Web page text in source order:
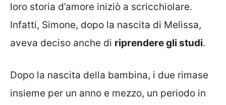
loro storia d’amore iniziò a scricchiolare.
Infatti, Simone, dopo la nascita di Melissa,
aveva deciso anche di riprendere gli studi.
Dopo la nascita della bambina, i due rimase
insieme per un anno e mezzo, un periodo in